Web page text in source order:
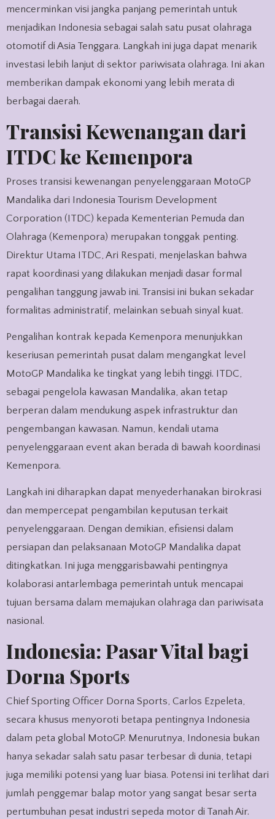
mencerminkan visi jangka panjang pemerintah untuk
menjadikan Indonesia sebagai salah satu pusat olahraga
otomotif di Asia Tenggara. Langkah ini juga dapat menarik
investasi lebih lanjut di sektor pariwisata olahraga. Ini akan
memberikan dampak ekonomi yang lebih merata di
berbagai daerah.
Transisi Kewenangan dari
ITDC ke Kemenpora
Proses transisi kewenangan penyelenggaraan MotoGP
Mandalika dari Indonesia Tourism Development
Corporation (ITDC) kepada Kementerian Pemuda dan
Olahraga (Kemenpora) merupakan tonggak penting.
Direktur Utama ITDC, Ari Respati, menjelaskan bahwa
rapat koordinasi yang dilakukan menjadi dasar formal
pengalihan tanggung jawab ini. Transisi ini bukan sekadar
formalitas administratif, melainkan sebuah sinyal kuat.
Pengalihan kontrak kepada Kemenpora menunjukkan
keseriusan pemerintah pusat dalam mengangkat level
MotoGP Mandalika ke tingkat yang lebih tinggi. ITDC,
sebagai pengelola kawasan Mandalika, akan tetap
berperan dalam mendukung aspek infrastruktur dan
pengembangan kawasan. Namun, kendali utama
penyelenggaraan event akan berada di bawah koordinasi
Kemenpora.
Langkah ini diharapkan dapat menyederhanakan birokrasi
dan mempercepat pengambilan keputusan terkait
penyelenggaraan. Dengan demikian, efisiensi dalam
persiapan dan pelaksanaan MotoGP Mandalika dapat
ditingkatkan. Ini juga menggarisbawahi pentingnya
kolaborasi antarlembaga pemerintah untuk mencapai
tujuan bersama dalam memajukan olahraga dan pariwisata
nasional.
Indonesia: Pasar Vital bagi
Dorna Sports
Chief Sporting Officer Dorna Sports, Carlos Ezpeleta,
secara khusus menyoroti betapa pentingnya Indonesia
dalam peta global MotoGP. Menurutnya, Indonesia bukan
hanya sekadar salah satu pasar terbesar di dunia, tetapi
juga memiliki potensi yang luar biasa. Potensi ini terlihat dari
jumlah penggemar balap motor yang sangat besar serta
pertumbuhan pesat industri sepeda motor di Tanah Air.